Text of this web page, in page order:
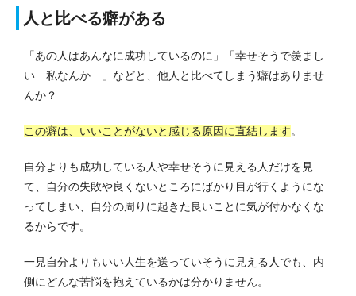
人と比べる癖がある
「あの人はあんなに成功しているのに」「幸せそうで羨まし
い…私なんか…」などと、他人と比べてしまう癖はありませ
んか？
この癖は、いいことがないと感じる原因に直結します。
自分よりも成功している人や幸せそうに見える人だけを見
て、自分の失敗や良くないところにばかり目が行くようにな
ってしまい、自分の周りに起きた良いことに気が付かなくな
るからです。
一見自分よりもいい人生を送っていそうに見える人でも、内
側にどんな苦悩を抱えているかは分かりません。